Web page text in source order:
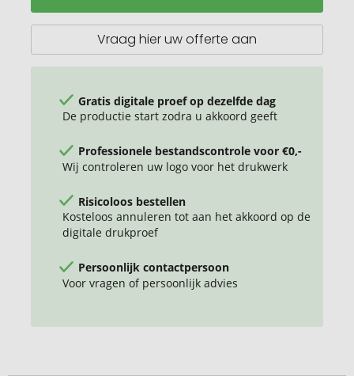
PU
Vraag hier uw offerte aan
Gratis digitale proef op dezelfde dag
De productie start zodra u akkoord geeft
Professionele bestandscontrole voor €0,-
Wij controleren uw logo voor het drukwerk
Risicoloos bestellen
Kosteloos annuleren tot aan het akkoord op de
digitale drukproef
Persoonlijk contactpersoon
Voor vragen of persoonlijk advies